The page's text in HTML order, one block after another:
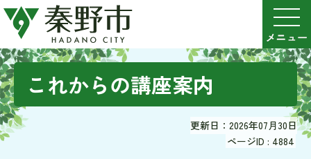
これからの講座案内
更新日：2026年07月30日
ページID : 4884